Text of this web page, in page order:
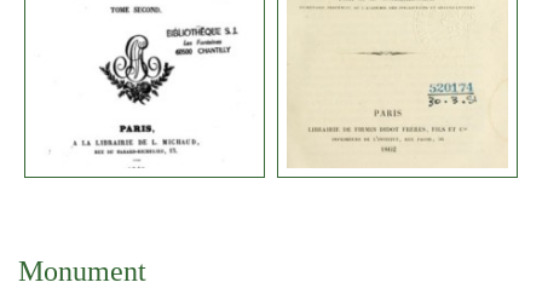
Monument